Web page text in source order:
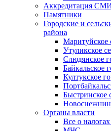
Аккредитация
Памятники
Городские и
района
Маритуйское
Утуликское
Слюдянское
Байкальское
Култукское
Быстринское
Органы власти
Все о